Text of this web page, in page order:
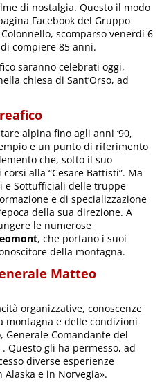
di nostalgia. Questo il modo
Facebook del Gruppo
scomparso venerdì 6
compiere 85 anni.
saranno celebrati oggi,
chiesa di Sant’Orso, ad
alpina fino agli anni ‘90,
e un punto di riferimento
che, sotto il suo
alla “Cesare Battisti”. Ma
e Sottufficiali delle truppe
e di specializzazione
della sua direzione. A
le numerose
, che portano i suoi
della montagna.
Matteo
organizzative, conoscenze
montagna e delle condizioni
Generale Comandante del
Questo gli ha permesso, ad
diverse esperienze
e in Norvegia».